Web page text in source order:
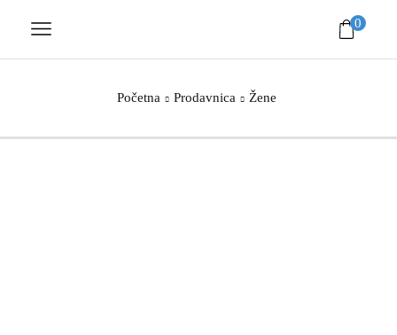
0
Početna Prodavnica Žene